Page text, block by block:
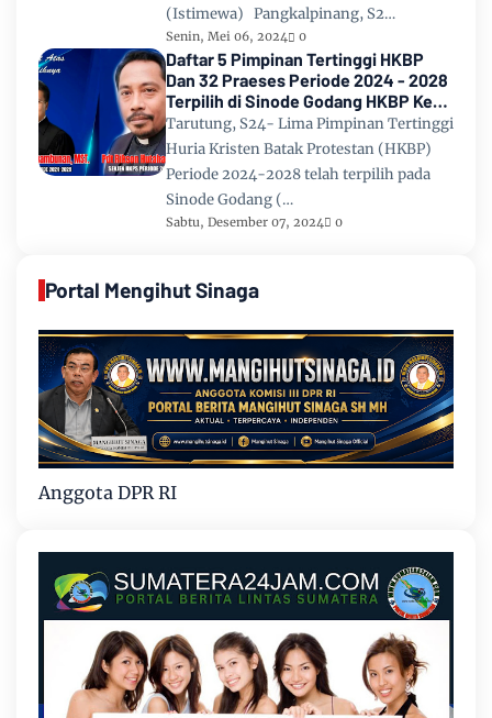
(Istimewa) Pangkalpinang, S2…
Senin, Mei 06, 2024 0
Daftar 5 Pimpinan Tertinggi HKBP
Dan 32 Praeses Periode 2024 - 2028
Terpilih di Sinode Godang HKBP Ke
67 Tahun 2024
Tarutung, S24- Lima Pimpinan Tertinggi
Huria Kristen Batak Protestan (HKBP)
Periode 2024-2028 telah terpilih pada
Sinode Godang (…
Sabtu, Desember 07, 2024 0
Portal Mengihut Sinaga
Anggota DPR RI